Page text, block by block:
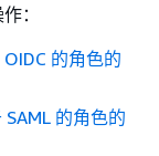
：
的角色的
的角色的